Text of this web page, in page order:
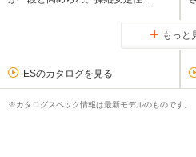
もっと
ESのカタログを見る
※カタログスペック情報は最新モデルのものです。